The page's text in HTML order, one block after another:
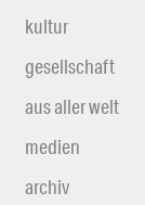
kultur
gesellschaft
aus aller welt
medien
archiv